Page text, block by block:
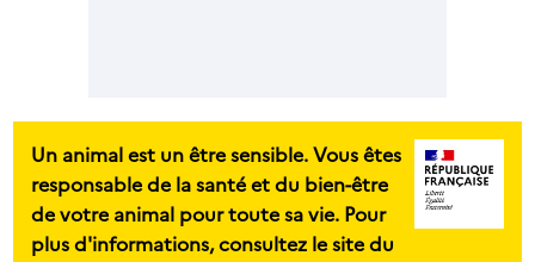
Un animal est un être sensible. Vous êtes
responsable de la santé et du bien-être
de votre animal pour toute sa vie. Pour
plus d'informations, consultez le site du